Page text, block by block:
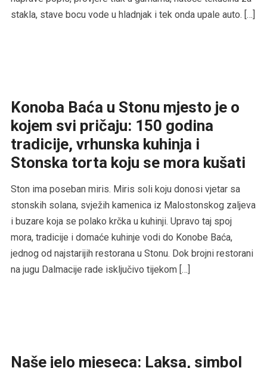
stakla, stave bocu vode u hladnjak i tek onda upale auto. […]
Konoba Baća u Stonu mjesto je o
kojem svi pričaju: 150 godina
tradicije, vrhunska kuhinja i
Stonska torta koju se mora kušati
Ston ima poseban miris. Miris soli koju donosi vjetar sa
stonskih solana, svježih kamenica iz Malostonskog zaljeva
i buzare koja se polako krčka u kuhinji. Upravo taj spoj
mora, tradicije i domaće kuhinje vodi do Konobe Baća,
jednog od najstarijih restorana u Stonu. Dok brojni restorani
na jugu Dalmacije rade isključivo tijekom […]
Naše jelo mjeseca: Laksa, simbol